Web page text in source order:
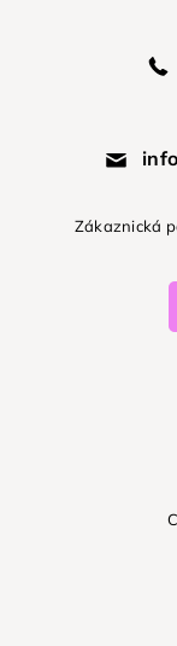
Zákaznická